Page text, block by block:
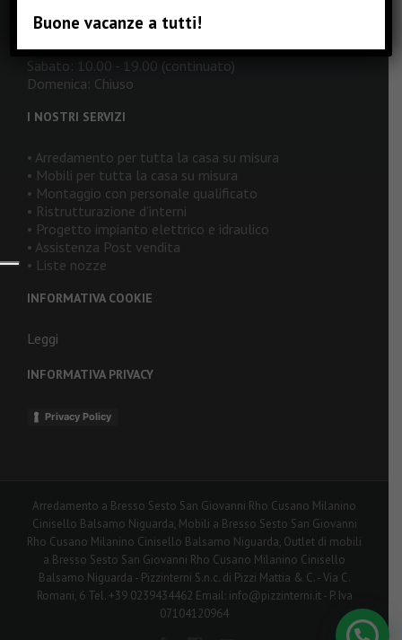
Mercoledì: 10.00 - 19.00 (continuato)
Giovedì: 10.00 - 19.00 (continuato)
Venerdì: 10.00 - 19.00 (continuato)
Sabato: 10.00 - 19.00 (continuato)
Domenica: Chiuso
I NOSTRI SERVIZI
• Arredamento per tutta la casa su misura
• Mobili per tutta la casa su misura
• Montaggio con personale qualificato
• Ristrutturazione d’interni
• Progetto impianto elettrico e idraulico
• Assistenza Post vendita
• Liste nozze
INFORMATIVA COOKIE
Leggi
INFORMATIVA PRIVACY
Privacy Policy
Arredamento a Bresso Sesto San Giovanni Rho Cusano Milanino
Cinisello Balsamo Niguarda, Mobili a Bresso Sesto San Giovanni
Rho Cusano Milanino Cinisello Balsamo Niguarda, Outlet di mobili
a Bresso Sesto San Giovanni Rho Cusano Milanino Cinisello
Balsamo Niguarda - Pizzinterni S.n.c. di Pizzi Mattia & C. - Via C.
Romani, 6 Tel. +39 0239434462 Email: info@pizzinterni.it - P. Iva
07104120964
Buone vacanze a tutti!